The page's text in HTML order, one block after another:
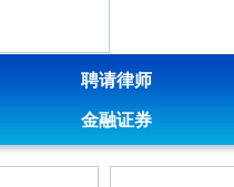
聘请律师
金融证券